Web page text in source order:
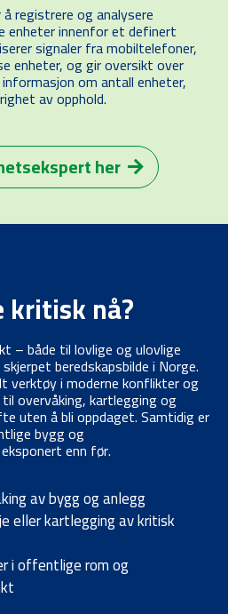
registrere og analysere
enheter innenfor et definert
signaler fra mobiltelefoner,
enheter, og gir oversikt over
om antall enheter,
av opphold.
her
kritisk nå?
– både til lovlige og ulovlige
beredskapsbilde i Norge.
verktøy i moderne konflikter og
overvåking, kartlegging og
uten å bli oppdaget. Samtidig er
bygg og
enn før.
av bygg og anlegg
eller kartlegging av kritisk
i offentlige rom og